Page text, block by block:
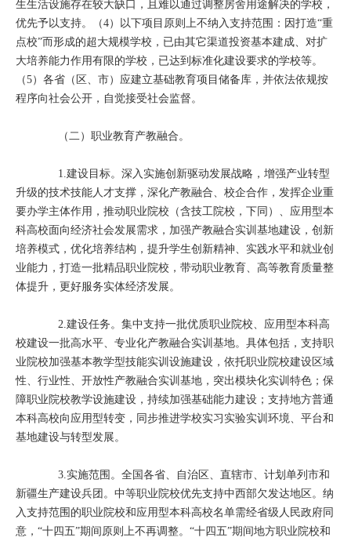
生生活设施存在较大缺口，且难以通过调整房舍用途解决的学校，
优先予以支持。（4）以下项目原则上不纳入支持范围：因打造“重
点校”而形成的超大规模学校，已由其它渠道投资基本建成、对扩
大培养能力作用有限的学校，已达到标准化建设要求的学校等。
（5）各省（区、市）应建立基础教育项目储备库，并依法依规按
程序向社会公开，自觉接受社会监督。
（二）职业教育产教融合。
1.建设目标。深入实施创新驱动发展战略，增强产业转型
升级的技术技能人才支撑，深化产教融合、校企合作，发挥企业重
要办学主体作用，推动职业院校（含技工院校，下同）、应用型本
科高校面向经济社会发展需求，加强产教融合实训基地建设，创新
培养模式，优化培养结构，提升学生创新精神、实践水平和就业创
业能力，打造一批精品职业院校，带动职业教育、高等教育质量整
体提升，更好服务实体经济发展。
2.建设任务。集中支持一批优质职业院校、应用型本科高
校建设一批高水平、专业化产教融合实训基地。具体包括，支持职
业院校加强基本教学型技能实训设施建设，依托职业院校建设区域
性、行业性、开放性产教融合实训基地，突出模块化实训特色；保
障职业院校教学设施建设，持续加强基础能力建设；支持地方普通
本科高校向应用型转变，同步推进学校实习实验实训环境、平台和
基地建设与转型发展。
3.实施范围。全国各省、自治区、直辖市、计划单列市和
新疆生产建设兵团。中等职业院校优先支持中西部欠发达地区。纳
入支持范围的职业院校和应用型本科高校名单需经省级人民政府同
意，“十四五”期间原则上不再调整。“十四五”期间地方职业院校和